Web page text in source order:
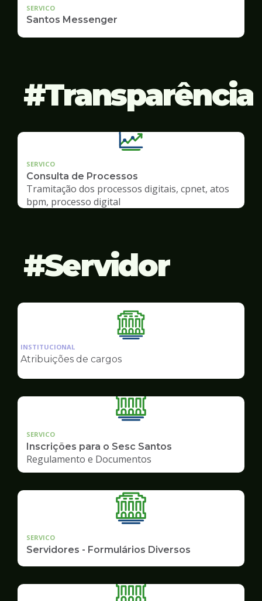
SERVICO
Santos Messenger
Transparência
SERVICO
Consulta de Processos
Tramitação dos processos digitais, cpnet, atos
bpm, processo digital
Servidor
Ilustração
da
Servidor
INSTITUCIONAL
Atribuições de cargos
SERVICO
Inscrições para o Sesc Santos
Regulamento e Documentos
SERVICO
Servidores - Formulários Diversos